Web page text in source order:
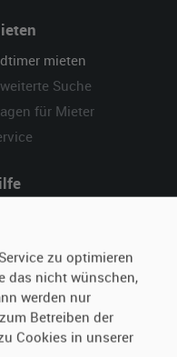
mieten
Suche
für Mieter
zu optimieren
das nicht wünschen,
werden nur
Betreiben der
Cookies in unserer